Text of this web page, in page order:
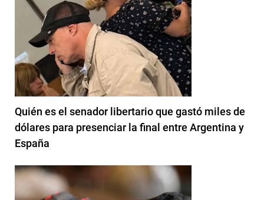
Quién es el senador libertario que gastó miles de
dólares para presenciar la final entre Argentina y
España